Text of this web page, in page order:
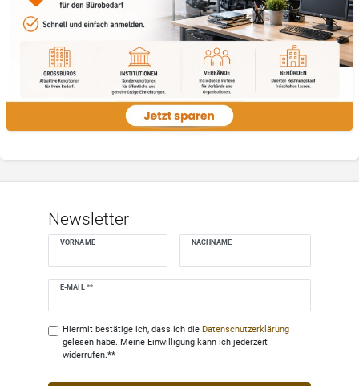
Newsletter
VORNAME NACHNAME
E-MAIL **
Newsletter
Hiermit bestätige ich, dass ich die Daten­schutz­erklärung
gelesen habe. Meine Einwilligung kann ich jederzeit
widerrufen.**